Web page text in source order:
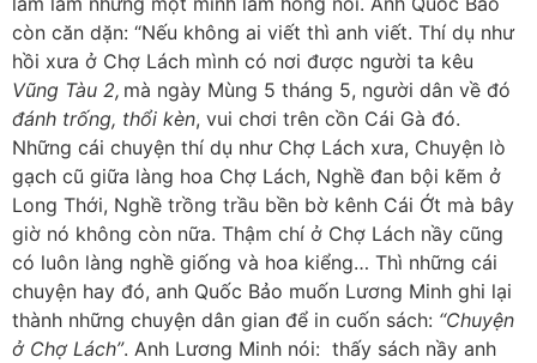
còn căn dặn: “Nếu không ai viết thì anh viết. Thí dụ như
hồi xưa ở Chợ Lách mình có nơi được người ta kêu
Vũng Tàu 2, mà ngày Mùng 5 tháng 5, người dân về đó
đánh trống, thổi kèn, vui chơi trên cồn Cái Gà đó.
Những cái chuyện thí dụ như Chợ Lách xưa, Chuyện lò
gạch cũ giữa làng hoa Chợ Lách, Nghề đan bội kẽm ở
Long Thới, Nghề trồng trầu bền bờ kênh Cái Ớt mà bây
giờ nó không còn nữa. Thậm chí ở Chợ Lách nầy cũng
có luôn làng nghề giống và hoa kiểng… Thì những cái
chuyện hay đó, anh Quốc Bảo muốn Lương Minh ghi lại
thành những chuyện dân gian để in cuốn sách: “Chuyện
ở Chợ Lách”. Anh Lương Minh nói: thấy sách nầy anh